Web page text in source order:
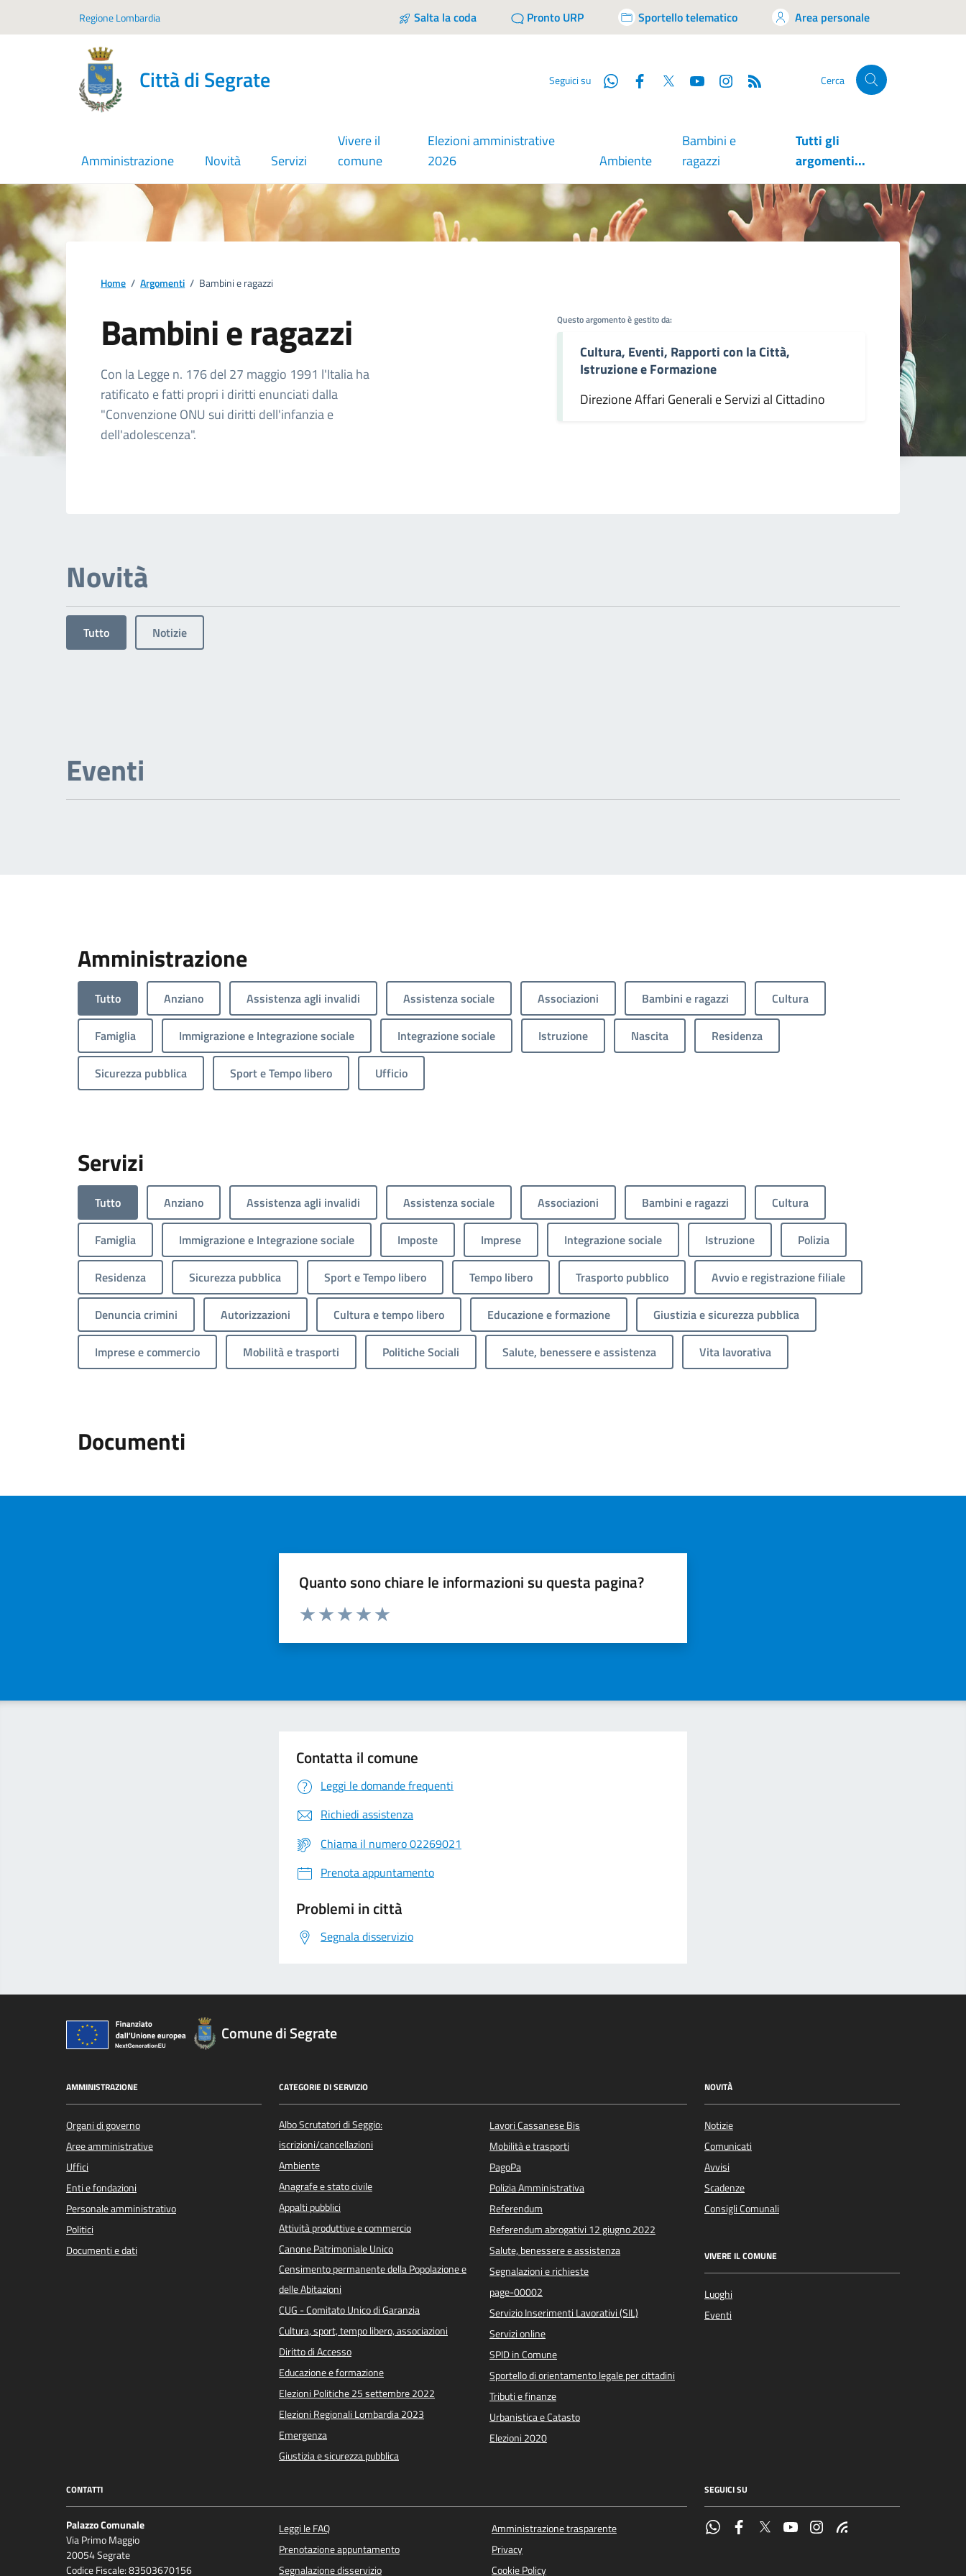
Regione Lombardia Salta la coda Pronto URP Sportello telematico Area personale
Città di Segrate Seguici su WhatsappFacebook
Twitter YouTube Cerca
Amministrazione Novità Servizi
Vivere il
comune
Elezioni amministrative
2026
Ambiente
Bambini e
ragazzi
Tutti gli
argomenti...
Home / Argomenti / Bambini e ragazzi
Bambini e ragazzi
Dettagli dell'argomento
Con la Legge n. 176 del 27 maggio 1991 l'Italia ha
ratificato e fatti propri i diritti enunciati dalla
"Convenzione ONU sui diritti dell'infanzia e
dell'adolescenza".
Questo argomento è gestito da:
Cultura, Eventi, Rapporti con la Città,
Istruzione e Formazione
Direzione Affari Generali e Servizi al Cittadino
Novità
Tutto Notizie
Eventi
Amministrazione
Tutto Anziano Assistenza agli invalidi Assistenza sociale Associazioni Bambini e ragazzi Cultura
Famiglia Immigrazione e Integrazione sociale Integrazione sociale Istruzione Nascita Residenza
Sicurezza pubblica Sport e Tempo libero Ufficio
Servizi
Tutto Anziano Assistenza agli invalidi Assistenza sociale Associazioni Bambini e ragazzi Cultura
Famiglia Immigrazione e Integrazione sociale Imposte Imprese Integrazione sociale Istruzione Polizia
Residenza Sicurezza pubblica Sport e Tempo libero Tempo libero Trasporto pubblico Avvio e registrazione filiale
Denuncia crimini Autorizzazioni Cultura e tempo libero Educazione e formazione Giustizia e sicurezza pubblica
Imprese e commercio Mobilità e trasporti Politiche Sociali Salute, benessere e assistenza Vita lavorativa
Documenti
Quanto sono chiare le informazioni su questa pagina?
Valuta da 1 a 5 stelle la pagina
Contatta il comune
Leggi le domande frequenti
Richiedi assistenza
Chiama il numero 02269021
Prenota appuntamento
Problemi in città
Segnala disservizio
Comune di Segrate
AMMINISTRAZIONE
Organi di governo
Aree amministrative
Uffici
Enti e fondazioni
Personale amministrativo
Politici
Documenti e dati
CATEGORIE DI SERVIZIO
Albo Scrutatori di Seggio:
iscrizioni/cancellazioni
Ambiente
Anagrafe e stato civile
Appalti pubblici
Attività produttive e commercio
Canone Patrimoniale Unico
Censimento permanente della Popolazione e
delle Abitazioni
CUG - Comitato Unico di Garanzia
Cultura, sport, tempo libero, associazioni
Diritto di Accesso
Educazione e formazione
Elezioni Politiche 25 settembre 2022
Elezioni Regionali Lombardia 2023
Emergenza
Giustizia e sicurezza pubblica
Lavori Cassanese Bis
Mobilità e trasporti
PagoPa
Polizia Amministrativa
Referendum
Referendum abrogativi 12 giugno 2022
Salute, benessere e assistenza
Segnalazioni e richieste
page-00002
Servizio Inserimenti Lavorativi (SIL)
Servizi online
SPID in Comune
Sportello di orientamento legale per cittadini
Tributi e finanze
Urbanistica e Catasto
Elezioni 2020
NOVITÀ
Notizie
Comunicati
Avvisi
Scadenze
Consigli Comunali
VIVERE IL COMUNE
Luoghi
Eventi
CONTATTI
Palazzo Comunale
Via Primo Maggio
20054 Segrate
Codice Fiscale: 83503670156
Leggi le FAQ
Prenotazione appuntamento
Segnalazione disservizio
Amministrazione trasparente
Privacy
Cookie Policy
SEGUICI SU